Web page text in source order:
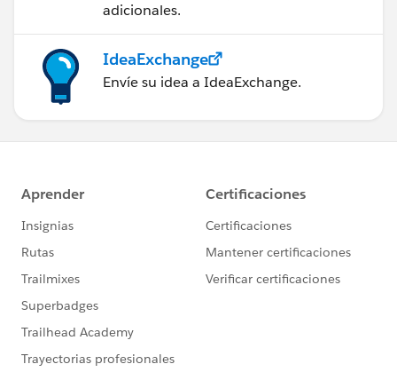
adicionales.
IdeaExchange
Envíe su idea a IdeaExchange.